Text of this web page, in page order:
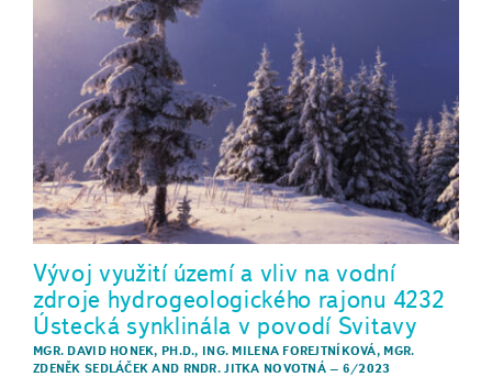
Vývoj využití území a vliv na vodní
zdroje hydrogeologického rajonu 4232
Ústecká synklinála v povodí Svitavy
MGR. DAVID HONEK, PH.D., ING. MILENA FOREJTNÍKOVÁ, MGR.
ZDENĚK SEDLÁČEK AND RNDR. JITKA NOVOTNÁ– 6/2023